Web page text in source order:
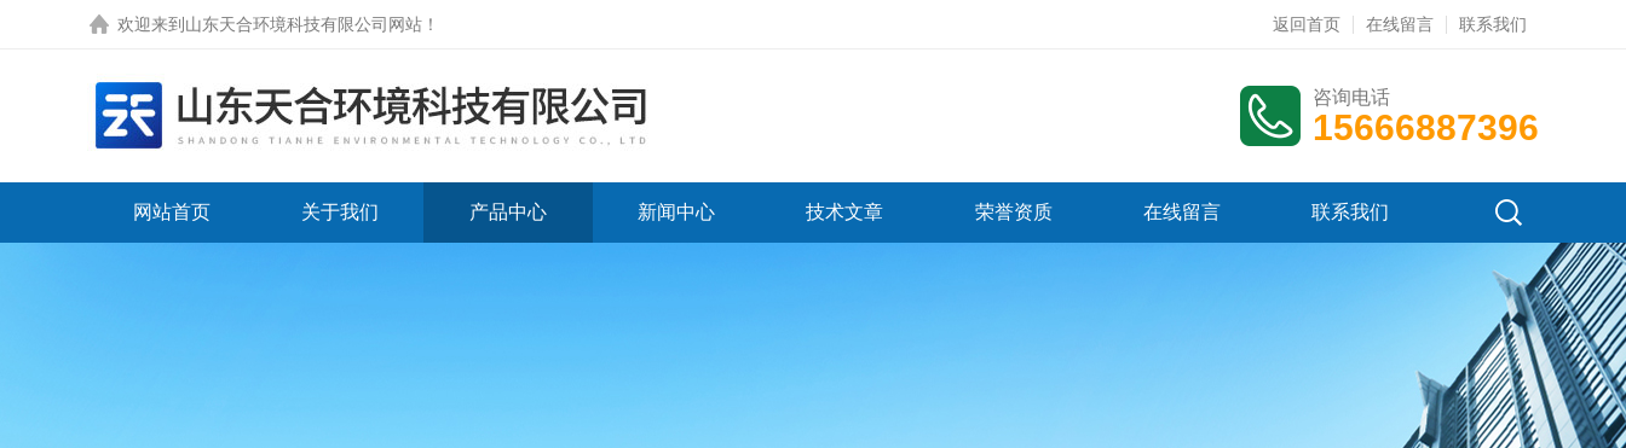
欢迎来到 山东天合环境科技有限公司网站 ！ 返回首页 在线留言 联系我们
咨询电话
15666887396
网站首页 关于我们 产品中心 新闻中心 技术文章 荣誉资质 在线留言 联系我们